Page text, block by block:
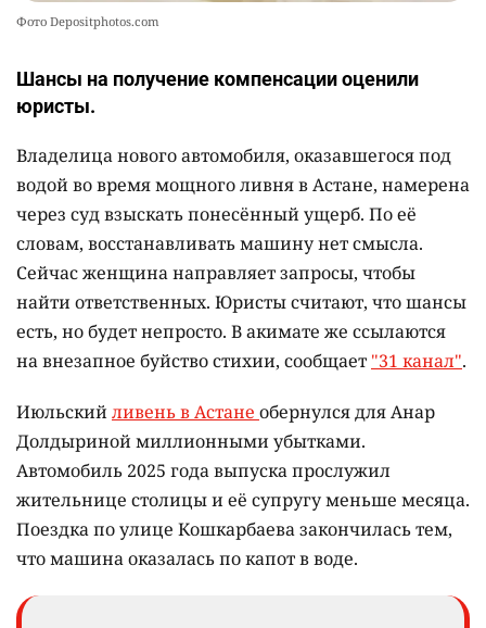
Фото Depositphotos.com
Шансы на получение компенсации оценили
юристы.
Владелица нового автомобиля, оказавшегося под
водой во время мощного ливня в Астане, намерена
через суд взыскать понесённый ущерб. По её
словам, восстанавливать машину нет смысла.
Сейчас женщина направляет запросы, чтобы
найти ответственных. Юристы считают, что шансы
есть, но будет непросто. В акимате же ссылаются
на внезапное буйство стихии, сообщает "31 канал".
Июльскийливень в Астане обернулся для Анар
Долдыриной миллионными убытками.
Автомобиль 2025 года выпуска прослужил
жительнице столицы и её супругу меньше месяца.
Поездка по улице Кошкарбаева закончилась тем,
что машина оказалась по капот в воде.